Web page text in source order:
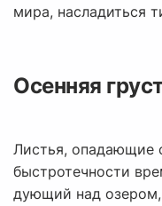
мира, насладиться
Осенняя
Листья, опадающие
быстротечности
дующий над озером,